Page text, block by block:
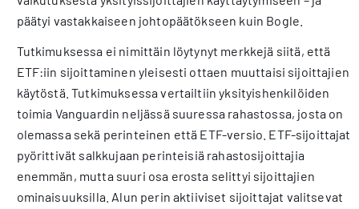
päätyi vastakkaiseen johtopäätökseen kuin Bogle.
Tutkimuksessa ei nimittäin löytynyt merkkejä siitä, että
ETF:iin sijoittaminen yleisesti ottaen muuttaisi sijoittajien
käytöstä. Tutkimuksessa vertailtiin yksityishenkilöiden
toimia Vanguardin neljässä suuressa rahastossa, josta on
olemassa sekä perinteinen että ETF-versio. ETF-sijoittajat
pyörittivät salkkujaan perinteisiä rahastosijoittajia
enemmän, mutta suuri osa erosta selittyi sijoittajien
ominaisuuksilla. Alun perin aktiiviset sijoittajat valitsevat